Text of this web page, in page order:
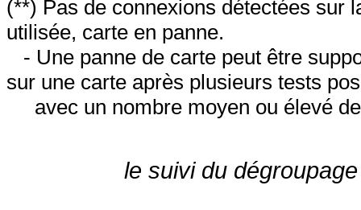
(**) Pas de connexions détectées sur
utilisée, carte en panne.
- Une panne de carte peut être
sur une carte après plusieurs tests
avec un nombre moyen ou élevé
le suivi du